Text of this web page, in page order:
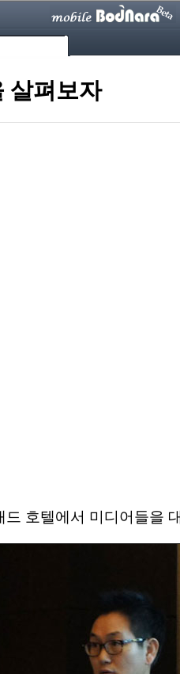
살펴보자
호텔에서 미디어들을